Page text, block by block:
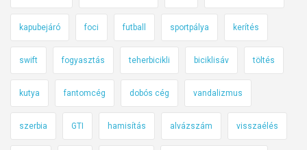
kapubejáró foci futball sportpálya kerítés
swift fogyasztás teherbicikli biciklisáv töltés
kutya fantomcég dobós cég vandalizmus
szerbia GTI hamisítás alvázszám visszaélés